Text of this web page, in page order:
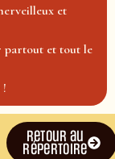
et
partout et tout le
Retour au
répertoire